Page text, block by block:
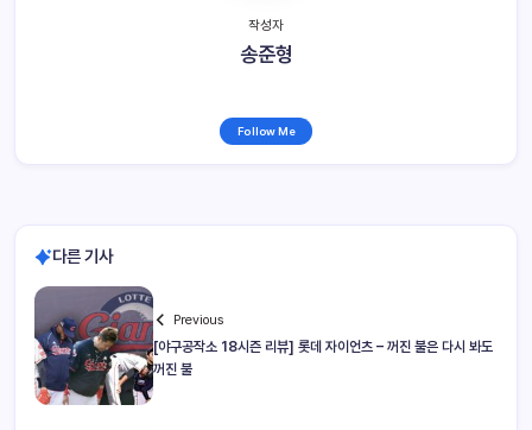
작성자
송준형
Follow Me
다른 기사
Previous
[야구공작소 18시즌 리뷰] 롯데 자이언츠 – 꺼진 불은 다시 봐도
꺼진 불